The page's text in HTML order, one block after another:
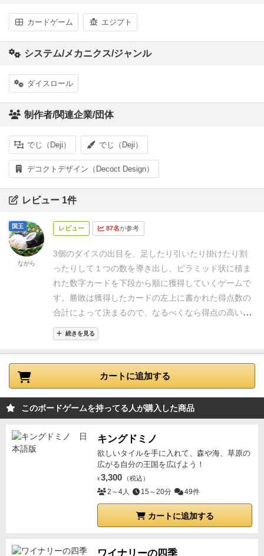
カードゲーム エジプト
システム/メカニクス/ジャンル
ダイスロール
制作者/関連企業/団体
でじ（Deji） でじ（Deji）
デコクトデザイン（Decoct Design）
レビュー 1件
レビュー 87名が参考
3個のダイスの出目を、足したり引いたり掛けたり割
ったりして１つの数を導き出し、ピラミッド状に積ま
れた数字カードを下段から順に獲得していくゲームで
す。
勝敗は獲得したカードの左上に書かれた得点数の
合計によって決まるので、なるべくなら得点の高いカ
ードを確保したいけれど、この出目でどうやってその
数を導き出すか…と考えていくのもパズルめいていて
楽しいです。誰かが長考すると、ほかの参加者が「こ
の数字は出来る」「あっちもできる」と口を出し始め
ることもしばしば…。（誰かが長考に入ってしまった
もあります）
続きを見る
国王
ながら
カートに追加する
このボードゲームを持ってる人が購入した商品
キングドミノ
欲しいタイルを手に入れて、森や海、草原の
広がる自分の王国を広げよう！
¥ 3,300 （税込）
2～4人 15～20分 49件
カートに追加する
ワイナリーの四季